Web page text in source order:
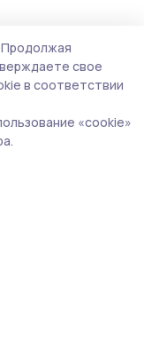
Продолжая
свое
в соответствии
«cookie»